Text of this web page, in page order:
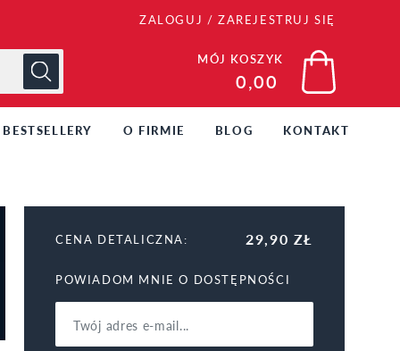
ZALOGUJ / ZAREJESTRUJ SIĘ
MÓJ KOSZYK
0,00
BESTSELLERY O FIRMIE BLOG KONTAKT
CENA DETALICZNA: 29,90 ZŁ
POWIADOM MNIE O DOSTĘPNOŚCI